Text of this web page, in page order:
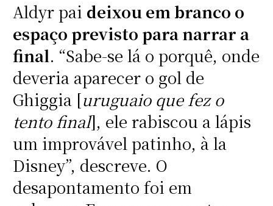
Aldyr pai deixou em branco o
espaço previsto para narrar a
final. “Sabe-se lá o porquê, onde
deveria aparecer o gol de
Ghiggia [uruguaio que fez o
tento final], ele rabiscou a lápis
um improvável patinho, à la
Disney”, descreve. O
desapontamento foi em